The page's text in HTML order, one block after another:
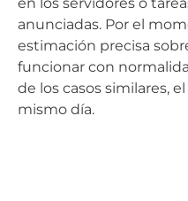
anunciadas. Por el
estimación precisa
funcionar con
de los casos similares,
mismo día.